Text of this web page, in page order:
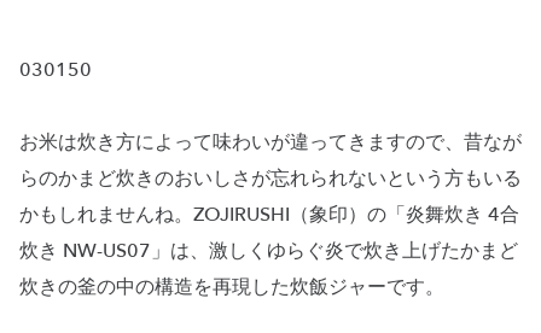
030150
お米は炊き方によって味わいが違ってきますので、昔なが
らのかまど炊きのおいしさが忘れられないという方もいる
かもしれませんね。ZOJIRUSHI（象印）の「炎舞炊き 4合
炊き NW-US07」は、激しくゆらぐ炎で炊き上げたかまど
炊きの釜の中の構造を再現した炊飯ジャーです。